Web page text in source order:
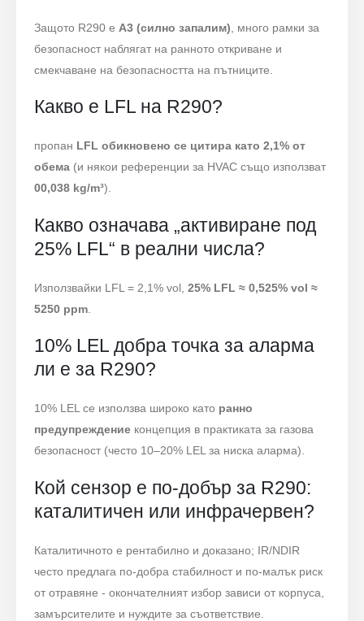
Защото R290 е A3 (силно запалим) , много рамки за
безопасност наблягат на ранното откриване и
смекчаване на безопасността на пътниците.
Какво е LFL на R290?
пропан LFL обикновено се цитира като 2,1% от
обема (и някои референции за HVAC също използват
00,038 kg/m³).
Какво означава „активиране под
25% LFL“ в реални числа?
Използвайки LFL = 2,1% vol,25% LFL ≈ 0,525% vol ≈
5250 ppm
10% LEL добра точка за аларма
ли е за R290?
10% LEL се използва широко като ранно
предупреждение концепция в практиката за газова
безопасност (често 10–20% LEL за ниска аларма).
Кой сензор е по-добър за R290:
каталитичен или инфрачервен?
Каталитичното е рентабилно и доказано; IR/NDIR
често предлага по-добра стабилност и по-малък риск
от отравяне - окончателният избор зависи от корпуса,
замърсителите и нуждите за съответствие.